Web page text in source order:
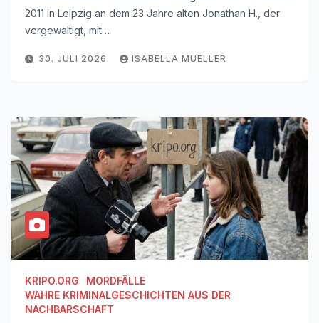
2011 in Leipzig an dem 23 Jahre alten Jonathan H., der
vergewaltigt, mit…
30. JULI 2026 ISABELLA MUELLER
KRIPO.ORG
MORDFÄLLE
WAHRE KRIMINALGESCHICHTEN AUS DER
NACHBARSCHAFT